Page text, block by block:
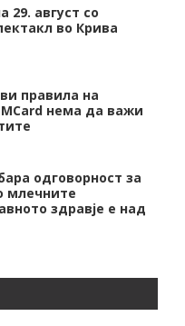
29. август со
во Крива
правила на
нема да важи
одговорност за
млечните
здравје е над